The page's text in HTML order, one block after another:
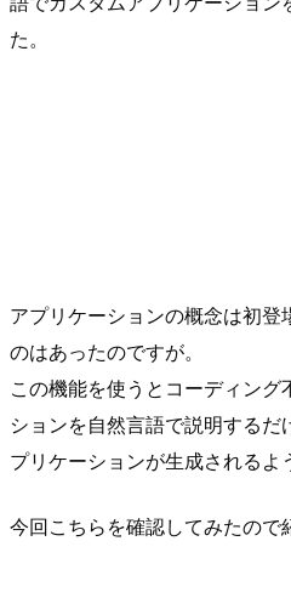
た。
アプリケーションの概念は初
のはあったのですが。
この機能を使うとコーディン
ションを自然言語で説明する
プリケーションが生成されるよ
今回こちらを確認してみたので